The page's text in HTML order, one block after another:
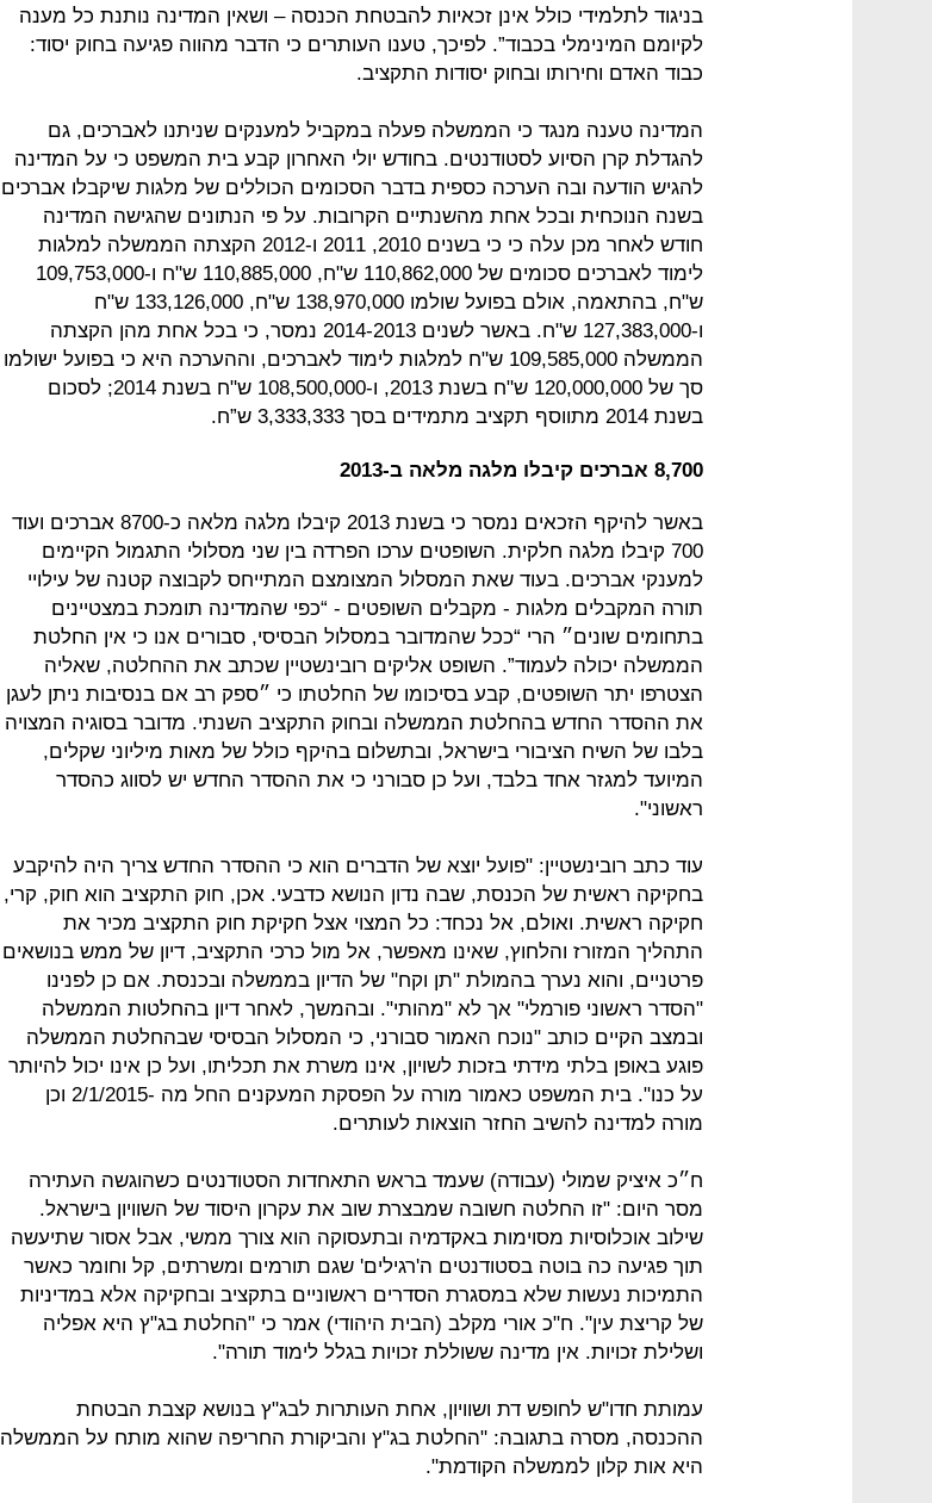
בניגוד לתלמידי כולל אינן זכאיות להבטחת הכנסה – ושאין המדינה נותנת כל מענה
לקיומם המינימלי בכבוד”. לפיכך, טענו העותרים כי הדבר מהווה פגיעה בחוק יסוד:
כבוד האדם וחירותו ובחוק יסודות התקציב.
המדינה טענה מנגד כי הממשלה פעלה במקביל למענקים שניתנו לאברכים, גם
להגדלת קרן הסיוע לסטודנטים. בחודש יולי האחרון קבע בית המשפט כי על המדינה
להגיש הודעה ובה הערכה כספית בדבר הסכומים הכוללים של מלגות שיקבלו אברכים
בשנה הנוכחית ובכל אחת מהשנתיים הקרובות. על פי הנתונים שהגישה המדינה
חודש לאחר מכן עלה כי כי בשנים 2010, 2011 ו-2012 הקצתה הממשלה למלגות
לימוד לאברכים סכומים של 110,862,000 ש"ח, 110,885,000 ש"ח ו-109,753,000
ש"ח, בהתאמה, אולם בפועל שולמו 138,970,000 ש"ח, 133,126,000 ש"ח
ו-127,383,000 ש"ח. באשר לשנים 2014-2013 נמסר, כי בכל אחת מהן הקצתה
הממשלה 109,585,000 ש"ח למלגות לימוד לאברכים, וההערכה היא כי בפועל ישולמו
סך של 120,000,000 ש"ח בשנת 2013, ו-108,500,000 ש"ח בשנת 2014; לסכום
בשנת 2014 מתווסף תקציב מתמידים בסך 3,333,333 ש”ח.
8,700 אברכים קיבלו מלגה מלאה ב-2013
באשר להיקף הזכאים נמסר כי בשנת 2013 קיבלו מלגה מלאה כ-8700 אברכים ועוד
700 קיבלו מלגה חלקית. השופטים ערכו הפרדה בין שני מסלולי התגמול הקיימים
למענקי אברכים. בעוד שאת המסלול המצומצם המתייחס לקבוצה קטנה של עילויי
תורה המקבלים מלגות - מקבלים השופטים - “כפי שהמדינה תומכת במצטיינים
בתחומים שונים״ הרי “ככל שהמדובר במסלול הבסיסי, סבורים אנו כי אין החלטת
הממשלה יכולה לעמוד”. השופט אליקים רובינשטיין שכתב את ההחלטה, שאליה
הצטרפו יתר השופטים, קבע בסיכומו של החלטתו כי ״ספק רב אם בנסיבות ניתן לעגן
את ההסדר החדש בהחלטת הממשלה ובחוק התקציב השנתי. מדובר בסוגיה המצויה
בלבו של השיח הציבורי בישראל, ובתשלום בהיקף כולל של מאות מיליוני שקלים,
המיועד למגזר אחד בלבד, ועל כן סבורני כי את ההסדר החדש יש לסווג כהסדר
ראשוני".
עוד כתב רובינשטיין: "פועל יוצא של הדברים הוא כי ההסדר החדש צריך היה להיקבע
בחקיקה ראשית של הכנסת, שבה נדון הנושא כדבעי. אכן, חוק התקציב הוא חוק, קרי,
חקיקה ראשית. ואולם, אל נכחד: כל המצוי אצל חקיקת חוק התקציב מכיר את
התהליך המזורז והלחוץ, שאינו מאפשר, אל מול כרכי התקציב, דיון של ממש בנושאים
פרטניים, והוא נערך בהמולת "תן וקח" של הדיון בממשלה ובכנסת. אם כן לפנינו
"הסדר ראשוני פורמלי" אך לא "מהותי". ובהמשך, לאחר דיון בהחלטות הממשלה
ובמצב הקיים כותב "נוכח האמור סבורני, כי המסלול הבסיסי שבהחלטת הממשלה
פוגע באופן בלתי מידתי בזכות לשויון, אינו משרת את תכליתו, ועל כן אינו יכול להיותר
על כנו". בית המשפט כאמור מורה על הפסקת המעקנים החל מה -2/1/2015 וכן
מורה למדינה להשיב החזר הוצאות לעותרים.
ח״כ איציק שמולי (עבודה) שעמד בראש התאחדות הסטודנטים כשהוגשה העתירה
מסר היום: "זו החלטה חשובה שמבצרת שוב את עקרון היסוד של השוויון בישראל.
שילוב אוכלוסיות מסוימות באקדמיה ובתעסוקה הוא צורך ממשי, אבל אסור שתיעשה
תוך פגיעה כה בוטה בסטודנטים ה'רגילים' שגם תורמים ומשרתים, קל וחומר כאשר
התמיכות נעשות שלא במסגרת הסדרים ראשוניים בתקציב ובחקיקה אלא במדיניות
של קריצת עין". ח"כ אורי מקלב (הבית היהודי) אמר כי "החלטת בג"ץ היא אפליה
ושלילת זכויות. אין מדינה ששוללת זכויות בגלל לימוד תורה".
עמותת חדו"ש לחופש דת ושוויון, אחת העותרות לבג"ץ בנושא קצבת הבטחת
ההכנסה, מסרה בתגובה: "החלטת בג"ץ והביקורת החריפה שהוא מותח על הממשלה
היא אות קלון לממשלה הקודמת".